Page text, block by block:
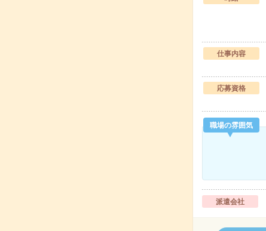
仕事内容
応募資格
職場の雰囲気
派遣会社